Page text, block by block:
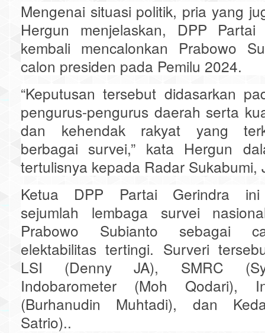
Mengenai situasi politik, pria yang
Hergun menjelaskan, DPP
kembali mencalonkan Prabowo
calon presiden pada Pemilu 2024.
“Keputusan tersebut didasarkan
pengurus-pengurus daerah serta
dan kehendak rakyat yang
berbagai survei,” kata Hergun
tertulisnya kepada Radar Sukabumi,
Ketua DPP Partai Gerindra ini
sejumlah lembaga survei
Prabowo Subianto sebagai
elektabilitas tertingi. Surveri
LSI (Denny JA), SMRC
Indobarometer (Moh Qodari),
(Burhanudin Muhtadi), dan
Satrio)..